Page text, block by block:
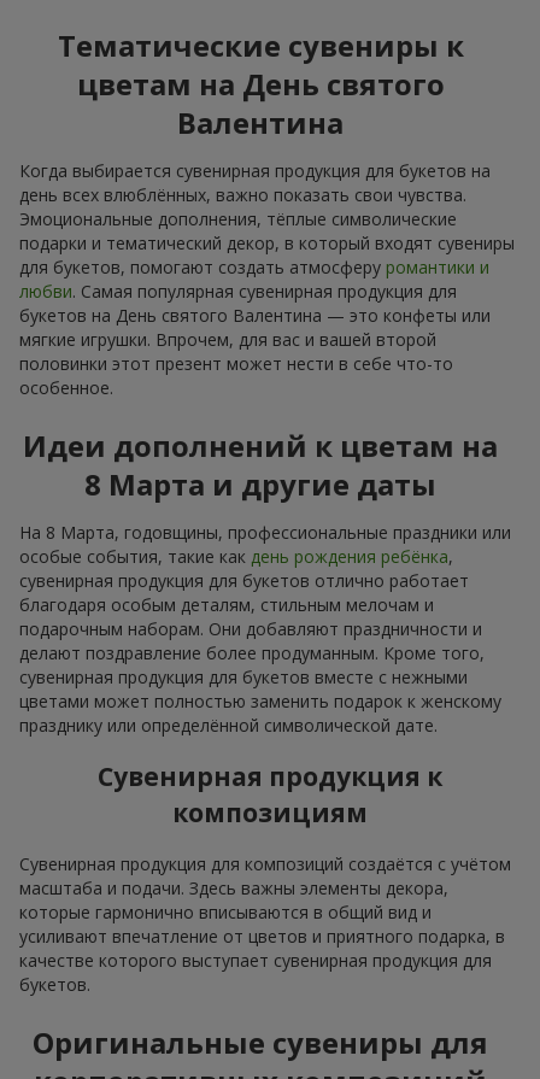
Тематические сувениры к
цветам на День святого
Валентина
Когда выбирается сувенирная продукция для букетов на
день всех влюблённых, важно показать свои чувства.
Эмоциональные дополнения, тёплые символические
подарки и тематический декор, в который входят сувениры
для букетов, помогают создать атмосферу романтики и
любви. Самая популярная сувенирная продукция для
букетов на День святого Валентина — это конфеты или
мягкие игрушки. Впрочем, для вас и вашей второй
половинки этот презент может нести в себе что-то
особенное.
Идеи дополнений к цветам на
8 Марта и другие даты
На 8 Марта, годовщины, профессиональные праздники или
особые события, такие как день рождения ребёнка,
сувенирная продукция для букетов отлично работает
благодаря особым деталям, стильным мелочам и
подарочным наборам. Они добавляют праздничности и
делают поздравление более продуманным. Кроме того,
сувенирная продукция для букетов вместе с нежными
цветами может полностью заменить подарок к женскому
празднику или определённой символической дате.
Сувенирная продукция к
композициям
Сувенирная продукция для композиций создаётся с учётом
масштаба и подачи. Здесь важны элементы декора,
которые гармонично вписываются в общий вид и
усиливают впечатление от цветов и приятного подарка, в
качестве которого выступает сувенирная продукция для
букетов.
Оригинальные сувениры для